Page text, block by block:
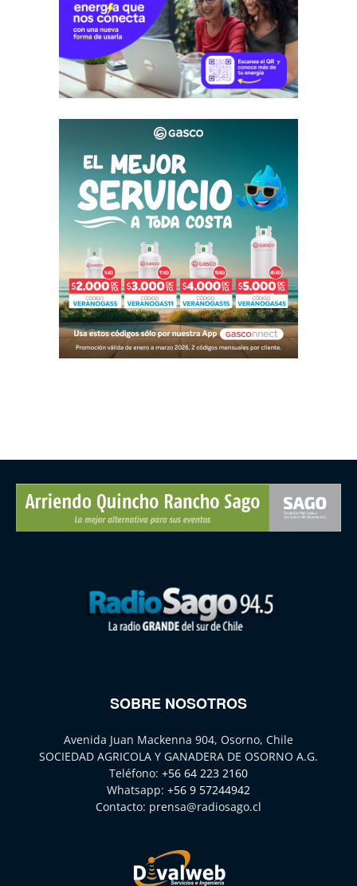
SOBRE NOSOTROS
Avenida Juan Mackenna 904, Osorno, Chile
SOCIEDAD AGRICOLA Y GANADERA DE OSORNO A.G.
Teléfono: +56 64 223 2160
Whatsapp: +56 9 57244942
Contacto: prensa@radiosago.cl